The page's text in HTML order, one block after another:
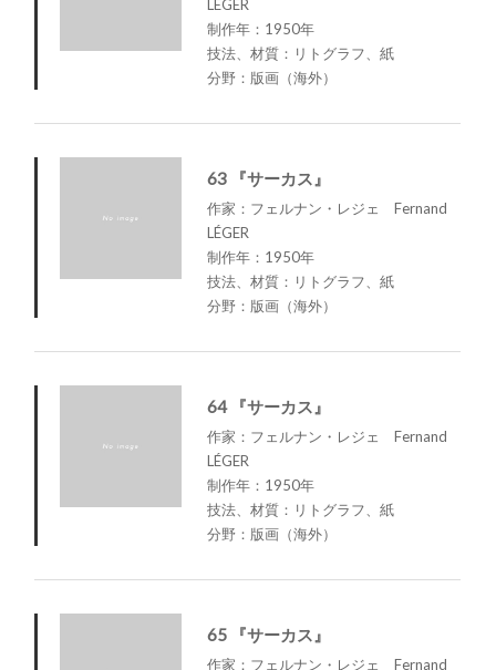
LÉGER
制作年：1950年
技法、材質：リトグラフ、紙
分野：版画（海外）
63 『サーカス』
作家：フェルナン・レジェ Fernand
LÉGER
制作年：1950年
技法、材質：リトグラフ、紙
分野：版画（海外）
64 『サーカス』
作家：フェルナン・レジェ Fernand
LÉGER
制作年：1950年
技法、材質：リトグラフ、紙
分野：版画（海外）
65 『サーカス』
作家：フェルナン・レジェ Fernand